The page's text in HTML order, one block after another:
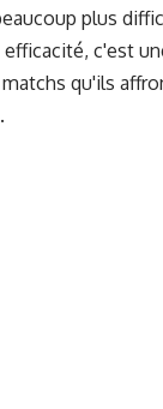
plus
c'est
qu'ils